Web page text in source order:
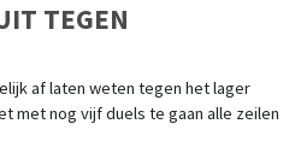
TEGEN
lelijk af laten weten tegen het lager
met nog vijf duels te gaan alle zeilen